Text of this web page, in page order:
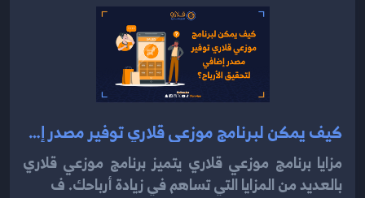
كيف يمكن لبرنامج موزعي قلاري توفير مصدر إضافي لتحقيق الأرباح 2024؟
مزايا برنامج موزعي قلاري يتميز برنامج موزعي قلاري
بالعديد من المزايا التي تساهم في زيادة أرباحك. ف